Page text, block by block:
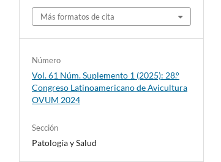
Más formatos de cita
Número
Vol. 61 Núm. Suplemento 1 (2025): 28.°
Congreso Latinoamericano de Avicultura
OVUM 2024
Sección
Patología y Salud